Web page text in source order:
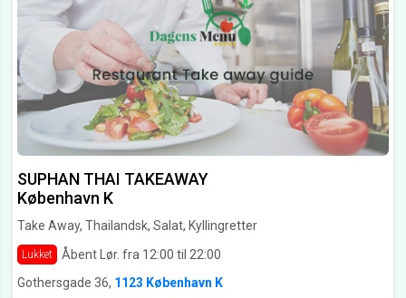
SUPHAN THAI TAKEAWAY
København K
Take Away, Thailandsk, Salat, Kyllingretter
Lukket
Åbent Lør. fra 12:00 til 22:00
Gothersgade 36, 1123 København K